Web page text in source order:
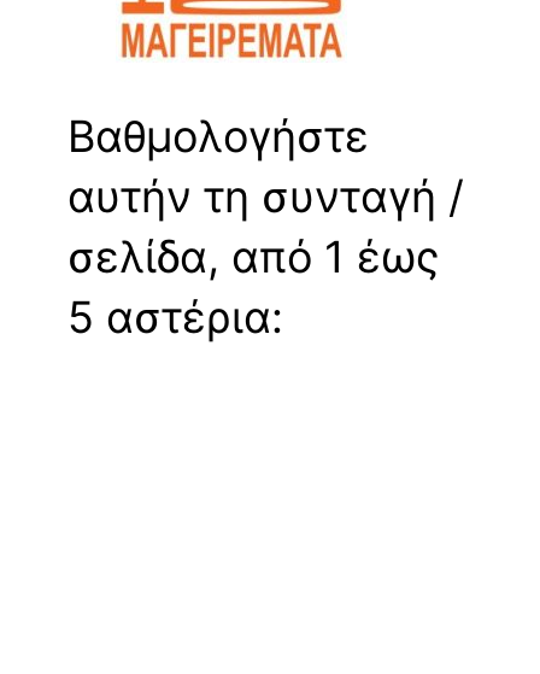
Βαθμολογήστε
αυτήν τη συνταγή /
σελίδα, από 1 έως
5 αστέρια: